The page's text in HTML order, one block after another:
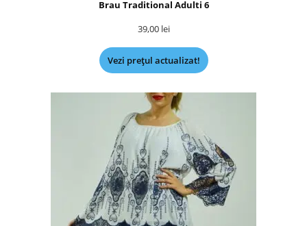
Brau Traditional Adulti 6
39,00 lei
Vezi prețul actualizat!